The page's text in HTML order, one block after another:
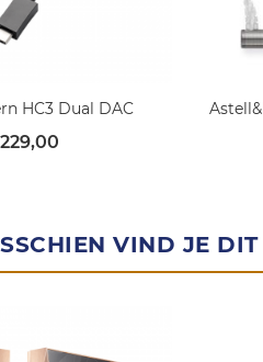
HC3 Dual DAC
VIND JE